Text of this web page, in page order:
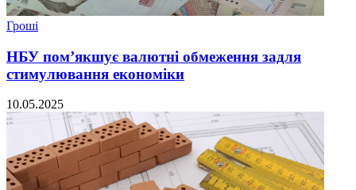
Гроші
НБУ пом’якшує валютні обмеження задля
стимулювання економіки
10.05.2025